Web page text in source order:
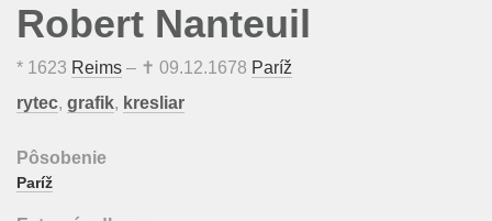
Robert Nanteuil
* 1623 Reims – ✝ 09.12.1678 Paríž
rytec, grafik, kresliar
Pôsobenie
Paríž